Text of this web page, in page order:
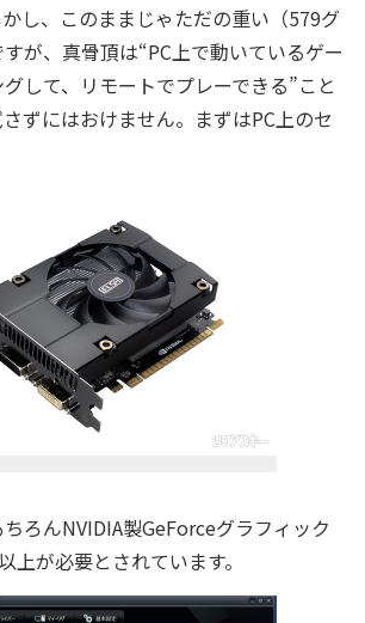
し、このままじゃただの重い（579グ
が、真骨頂は“PC上で動いているゲー
して、リモートでプレーできる”こと
ずにはおけません。まずはPC上のセ
ろんNVIDIA製GeForceグラフィック
上が必要とされています。